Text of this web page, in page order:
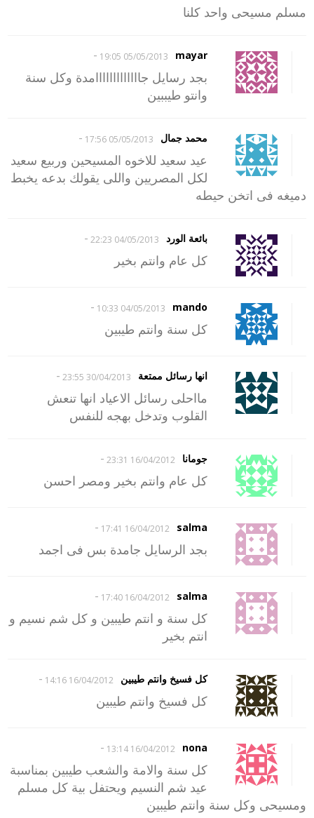
مسلم مسيحى واحد كلنا
mayar
05/05/2013 19:05
-
بجد رسايل جااااااااااااامدة وكل سنة
وانتو طيببين
محمد جمال 05/05/2013 17:56
-
عيد سعيد للاخوه المسيحين وربيع سعيد
لكل المصريين واللى يقولك بدعه يخبط
دميغه فى اتخن حيطه
بائعة الورد 04/05/2013 22:23
-
كل عام وانتم بخير
mando
04/05/2013 10:33
-
كل سنة وانتم طيبين
انها رسائل ممتعة 30/04/2013 23:55
-
مااحلى رسائل الاعياد انها تنعش
القلوب وتدخل بهجه للنفس
جومانا 16/04/2012 23:31
-
كل عام وانتم بخير ومصر احسن
salma
16/04/2012 17:41
-
بجد الرسايل جامدة بس فى اجمد
salma
16/04/2012 17:40
-
كل سنة و انتم طيبين و كل شم نسيم و
انتم بخير
كل فسيخ وانتم طيبين 16/04/2012 14:16
-
كل فسيخ وانتم طيبين
nona
16/04/2012 13:14
-
كل سنة والامة والشعب طيبين بمناسبة
عيد شم النسيم ويحتفل بية كل مسلم
ومسيحى وكل سنة وانتم طيبين